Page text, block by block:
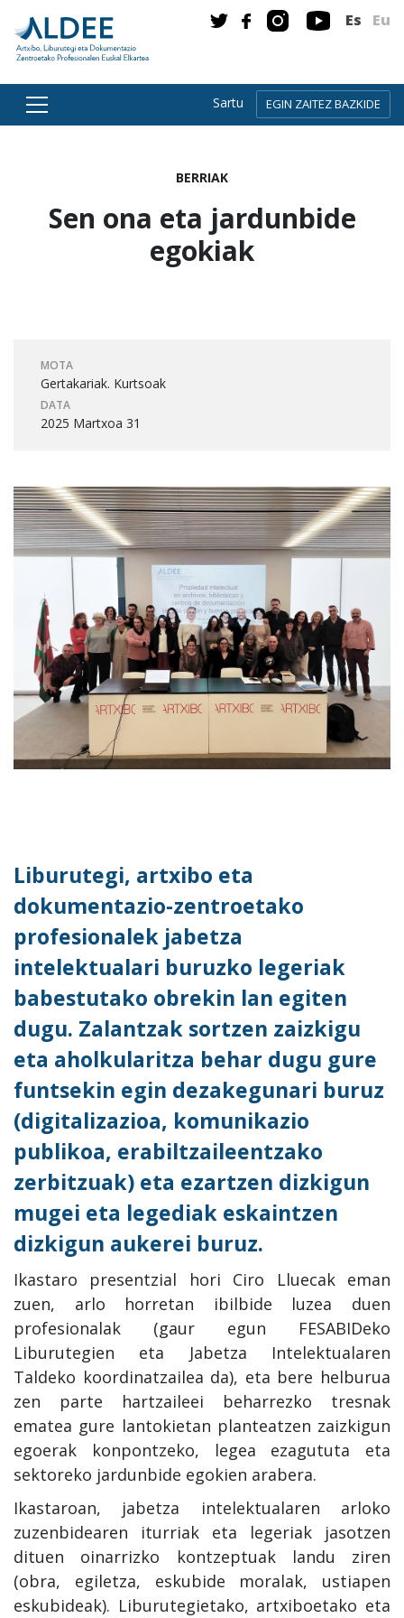
Es Eu
Sartu EGIN ZAITEZ BAZKIDE
BERRIAK
Sen ona eta jardunbide
egokiak
MOTA
Gertakariak. Kurtsoak
DATA
2025 Martxoa 31
Liburutegi, artxibo eta
dokumentazio-zentroetako
profesionalek jabetza
intelektualari buruzko legeriak
babestutako obrekin lan egiten
dugu. Zalantzak sortzen zaizkigu
eta aholkularitza behar dugu gure
funtsekin egin dezakegunari buruz
(digitalizazioa, komunikazio
publikoa, erabiltzaileentzako
zerbitzuak) eta ezartzen dizkigun
mugei eta legediak eskaintzen
dizkigun aukerei buruz.
Ikastaro presentzial hori Ciro Lluecak eman
zuen, arlo horretan ibilbide luzea duen
profesionalak (gaur egun FESABIDeko
Liburutegien eta Jabetza Intelektualaren
Taldeko koordinatzailea da), eta bere helburua
zen parte hartzaileei beharrezko tresnak
ematea gure lantokietan planteatzen zaizkigun
egoerak konpontzeko, legea ezagututa eta
sektoreko jardunbide egokien arabera.
Ikastaroan, jabetza intelektualaren arloko
zuzenbidearen iturriak eta legeriak jasotzen
dituen oinarrizko kontzeptuak landu ziren
(obra, egiletza, eskubide moralak, ustiapen
eskubideak). Liburutegietako, artxiboetako eta